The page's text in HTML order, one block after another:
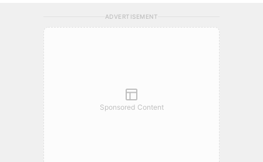
ADVERTISEMENT
Sponsored Content